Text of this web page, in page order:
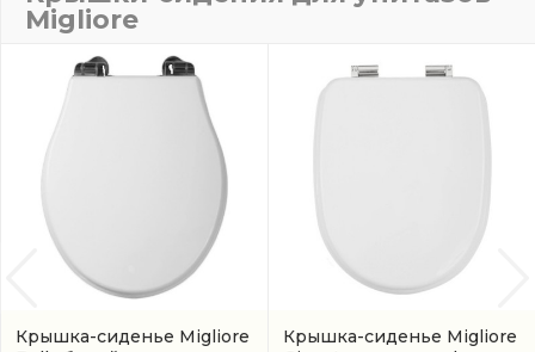
Migliore
Крышка-сиденье Migliore
Крышка-сиденье Migliore